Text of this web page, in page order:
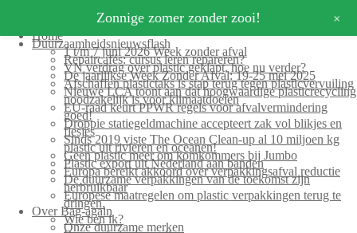
Home
Duurzaamheidsnieuwsflash
1 t/m 7 juni 2026 Week zonder afval
Repaircafés: cursus leren repareren?
VN verdrag over plastic geklapt, hoe nu verder?
De jaarlijkse Week Zonder Afval: 19-25 mei 2025
Afschaffen plastictaks is stap terug tegen plasticvervuiling
Nieuwe LCA toont aan dat hoogwaardige plasticrecycling
noodzakelijk is voor klimaatdoelen
EU-raad keurt PPWR regels voor afvalvermindering
goed!
Droppie statiegeldmachine accepteert zak vol blikjes en
flesjes
Sinds 2019 viste The Ocean Clean-up al 10 miljoen kg
plastic uit rivieren en oceanen!
Geen plastic meer om komkommers bij Jumbo
Plastic export uit Nederland aan banden
Europa bereikt akkoord over verpakkingsafval reductie
De duurzame verpakkingen van de toekomst zijn
herbruikbaar
Europese maatregelen om plastic verpakkingen terug te
dringen.
Over Bag-again
Wie ben ik?
Onze duurzame merken
Zonnige zomer zonder zooi! +